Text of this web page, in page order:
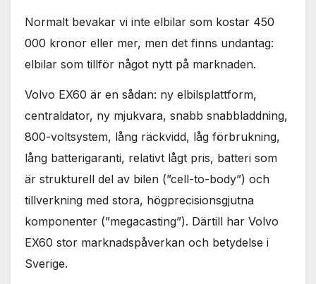
Normalt bevakar vi inte elbilar som kostar 450
000 kronor eller mer, men det finns undantag:
elbilar som tillför något nytt på marknaden.
Volvo EX60 är en sådan: ny elbilsplattform,
centraldator, ny mjukvara, snabb snabbladdning,
800-voltsystem, lång räckvidd, låg förbrukning,
lång batterigaranti, relativt lågt pris, batteri som
är strukturell del av bilen (”cell-to-body”) och
tillverkning med stora, högprecisionsgjutna
komponenter (”megacasting”). Därtill har Volvo
EX60 stor marknadspåverkan och betydelse i
Sverige.